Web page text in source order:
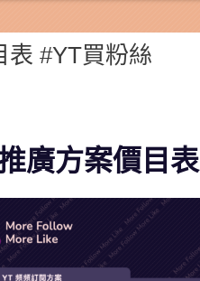
表 #YT買粉絲
廣方案價目表